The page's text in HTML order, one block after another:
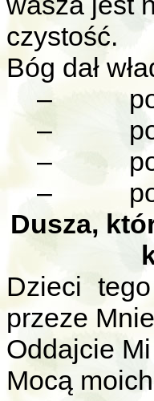
czystość.
Bóg dał
–
–
–
–
Dusza,
Dzieci
przeze
Oddajcie
Mocą